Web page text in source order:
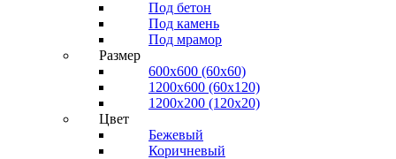
Под бетон
Под камень
Под мрамор
Размер
600х600 (60х60)
1200х600 (60х120)
1200х200 (120x20)
Цвет
Бежевый
Коричневый